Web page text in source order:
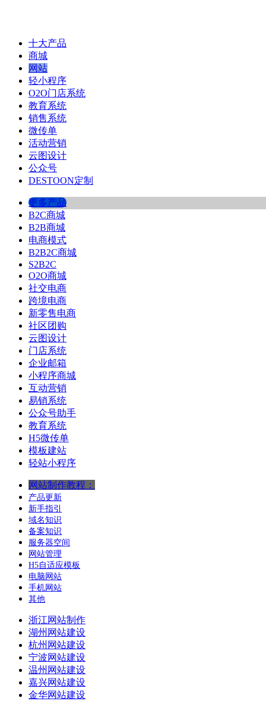
十大产品
商城
网站
轻小程序
O2O门店系统
教育系统
销售系统
微传单
活动营销
云图设计
公众号
DESTOON定制
更多产品
B2C商城
B2B商城
电商模式
B2B2C商城
S2B2C
O2O商城
社交电商
跨境电商
新零售电商
社区团购
云图设计
门店系统
企业邮箱
小程序商城
互动营销
易销系统
公众号助手
教育系统
H5微传单
模板建站
轻站小程序
网站制作教程：
产品更新
新手指引
域名知识
备案知识
服务器空间
网站管理
H5自适应模板
电脑网站
手机网站
其他
浙江网站制作
湖州网站建设
杭州网站建设
宁波网站建设
温州网站建设
嘉兴网站建设
金华网站建设